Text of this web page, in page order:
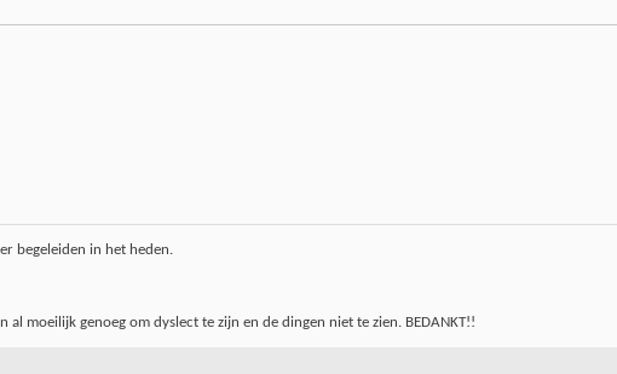
begeleiden in het heden.
moeilijk genoeg om dyslect te zijn en de dingen niet te zien. BEDANKT!!